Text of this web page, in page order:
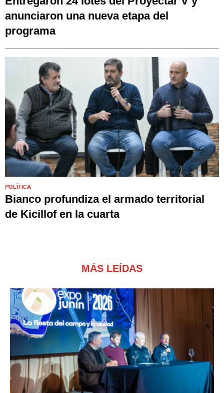
anunciaron una nueva etapa del
programa
POLÍTICA
Bianco profundiza el armado territorial
de Kicillof en la cuarta
MÁS LEÍDAS